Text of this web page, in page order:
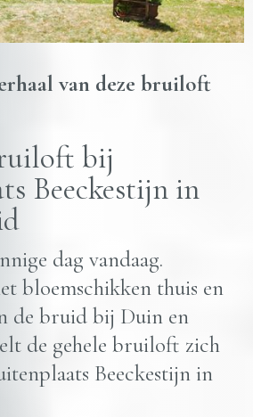
van deze bruiloft
bij
Beeckestijn in
dag vandaag.
bloemschikken thuis en
de bruid bij Duin en
de gehele bruiloft zich
Beeckestijn in